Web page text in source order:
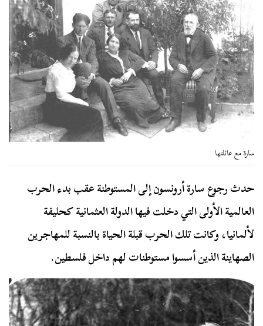
سارة مع عائلتها
حدث رجوع سارة أرونسون إلى المستوطنة عقب بدء الحرب
العالمية الأولى التي دخلت فيها الدولة العثمانية كحليفة
لألمانيا، وكانت تلك الحرب قبلة الحياة بالنسبة للمهاجرين
الصهاينة الذين أسسوا مستوطنات لهم داخل فلسطين.